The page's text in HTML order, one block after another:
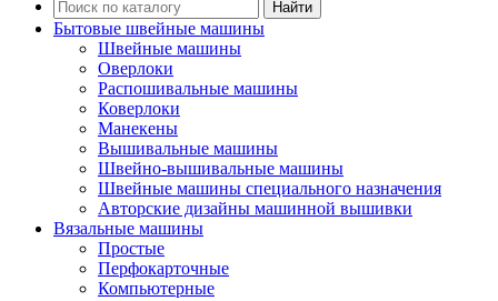
Найти
Бытовые швейные машины
Швейные машины
Оверлоки
Распошивальные машины
Коверлоки
Манекены
Вышивальные машины
Швейно-вышивальные машины
Швейные машины специального назначения
Авторские дизайны машинной вышивки
Вязальные машины
Простые
Перфокарточные
Компьютерные